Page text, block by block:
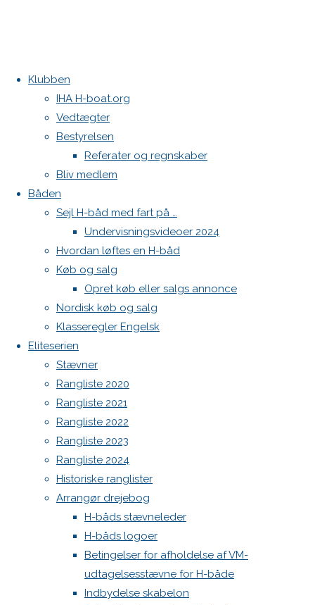
Klubben
IHA H-boat.org
Vedtægter
Bestyrelsen
Referater og regnskaber
Bliv medlem
Båden
Sejl H-båd med fart på …
Undervisningsvideoer 2024
Hvordan løftes en H-båd
Køb og salg
Opret køb eller salgs annonce
Nordisk køb og salg
Klasseregler Engelsk
Eliteserien
Stævner
Rangliste 2020
Rangliste 2021
Rangliste 2022
Rangliste 2023
Rangliste 2024
Historiske ranglister
Arrangør drejebog
H-båds stævneleder
H-båds logoer
Betingelser for afholdelse af VM-
udtagelsesstævne for H-både
Indbydelse skabelon
Home
Køb og
North Sails fok og storsejl 2024 sælges
Storsejl
H-
båd
købes
19.
oktober
202419.
oktober
2024 Køb
og salg
Artekno
eller
Botnia
1980 eller
nyere,
kapsejladsklar
købes.
Kontakt
Danske H-bådssejlere
Klubben: klubben@H-båd.dk
kontakt
Find os på
Seneste på H-båd.dk
Sejl, spilerstrømpe og rullefok-presenning til H-båd:
Høj Jensen fokke til salg
Spilerstage/Spinlock jollevest xl
Log ind
WordPress.org
Top